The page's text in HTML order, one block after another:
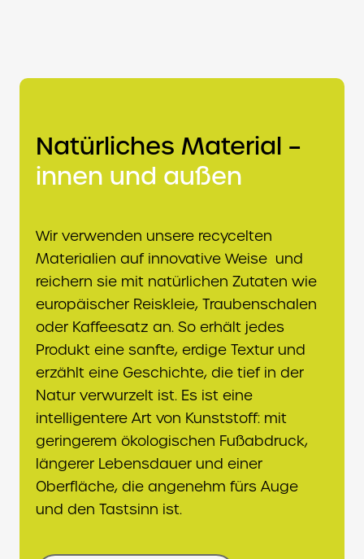
Natürliches Material –
innen und außen
Wir verwenden unsere recycelten
Materialien auf innovative Weise und
reichern sie mit natürlichen Zutaten wie
europäischer Reiskleie, Traubenschalen
oder Kaffeesatz an. So erhält jedes
Produkt eine sanfte, erdige Textur und
erzählt eine Geschichte, die tief in der
Natur verwurzelt ist. Es ist eine
intelligentere Art von Kunststoff: mit
geringerem ökologischen Fußabdruck,
längerer Lebensdauer und einer
Oberfläche, die angenehm fürs Auge
und den Tastsinn ist.